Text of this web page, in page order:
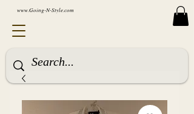
www.Going-N-Style.com